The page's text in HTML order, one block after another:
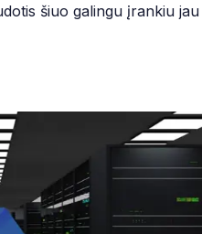
šiuo galingu įrankiu jau